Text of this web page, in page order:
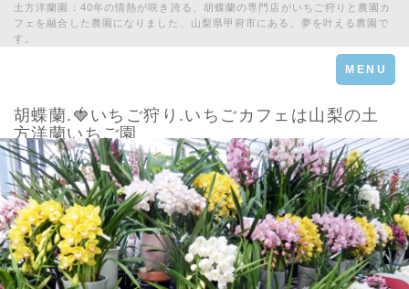
土方洋蘭園：40年の情熱が咲き誇る、胡蝶蘭の専門店がいちご狩りと農園カ
フェを融合した農園になりました、山梨県甲府市にある、夢を叶える農園で
す。
Toggle
navigation
MENU
胡蝶蘭.🍓いちご狩り.いちごカフェは山梨の土
方洋蘭いちご園